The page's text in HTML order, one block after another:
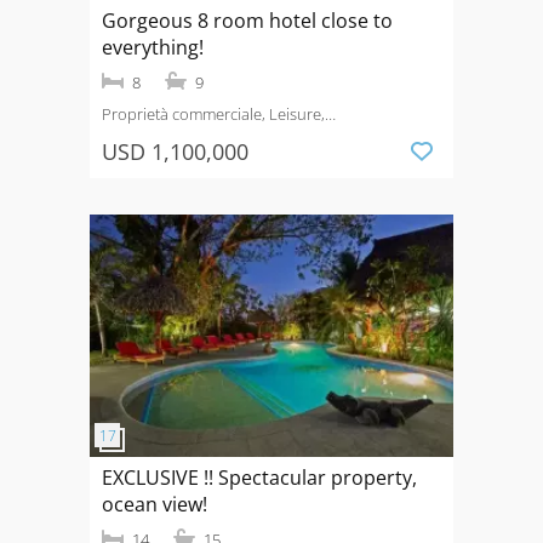
Gorgeous 8 room hotel close to
everything!
8
9
Proprietà commerciale, Leisure,
USD 1,100,000
EXCLUSIVE !! Spectacular property,
ocean view!